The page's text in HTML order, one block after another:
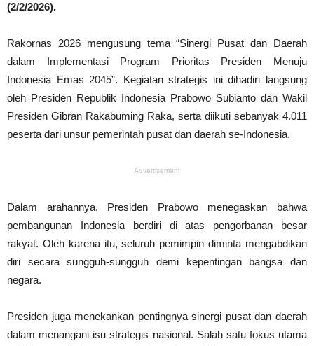
(2/2/2026).
Rakornas 2026 mengusung tema “Sinergi Pusat dan Daerah
dalam Implementasi Program Prioritas Presiden Menuju
Indonesia Emas 2045”. Kegiatan strategis ini dihadiri langsung
oleh Presiden Republik Indonesia Prabowo Subianto dan Wakil
Presiden Gibran Rakabuming Raka, serta diikuti sebanyak 4.011
peserta dari unsur pemerintah pusat dan daerah se-Indonesia.
Advertisement
Dalam arahannya, Presiden Prabowo menegaskan bahwa
pembangunan Indonesia berdiri di atas pengorbanan besar
rakyat. Oleh karena itu, seluruh pemimpin diminta mengabdikan
diri secara sungguh-sungguh demi kepentingan bangsa dan
negara.
Presiden juga menekankan pentingnya sinergi pusat dan daerah
dalam menangani isu strategis nasional. Salah satu fokus utama